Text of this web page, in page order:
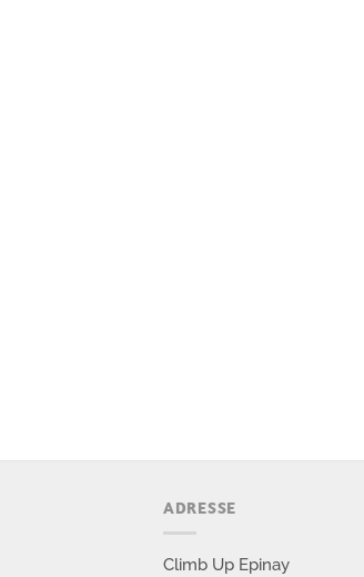
ADRESSE
Climb Up Epinay